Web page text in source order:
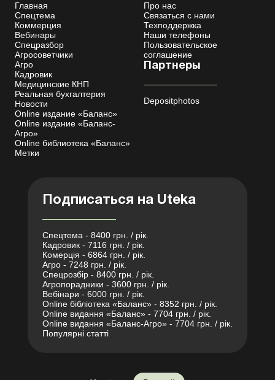
Главная
Спецтема
Коммерция
Вебинары
Спецразбор
Агросоветчики
Агро
Кадровик
Медицинские КНП
Реальная бухгалтерия
Новости
Online издание «Баланс»
Online издание «Баланс-
Агро»
Online библиотека «Баланс»
Метки
Про нас
Связаться с нами
Техподдержка
Наши телефоны
Пользовательское
соглашение
Партнеры
Depositphotos
Подписаться на Uteka
Спецтема - 8400 грн. / рік.
Кадровик - 7116 грн. / рік.
Комерція - 6864 грн. / рік.
Агро - 7248 грн. / рік.
Спецрозбір - 8400 грн. / рік.
Агропорадники - 3600 грн. / рік.
Вебінари - 6000 грн. / рік.
Online бібліотека «Баланс» - 8352 грн. / рік.
Online видання «Баланс» - 7704 грн. / рік.
Online видання «Баланс-Агро» - 7704 грн. / рік.
Популярні статті